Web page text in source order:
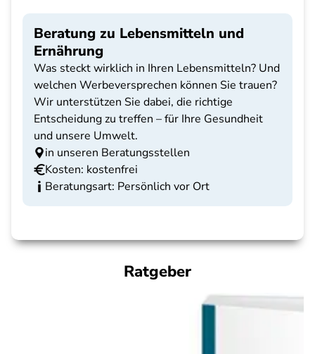
Beratung zu Lebensmitteln und
Ernährung
Was steckt wirklich in Ihren Lebensmitteln? Und
welchen Werbeversprechen können Sie trauen?
Wir unterstützen Sie dabei, die richtige
Entscheidung zu treffen – für Ihre Gesundheit
und unsere Umwelt.
in unseren Beratungsstellen
Kosten: kostenfrei
Beratungsart: Persönlich vor Ort
Ratgeber